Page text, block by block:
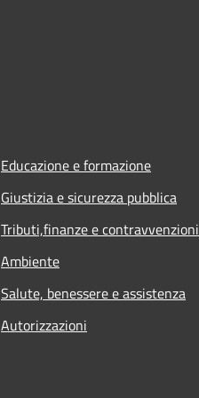
Educazione e formazione
Giustizia e sicurezza pubblica
Tributi,finanze e contravvenzioni
Ambiente
Salute, benessere e assistenza
Autorizzazioni